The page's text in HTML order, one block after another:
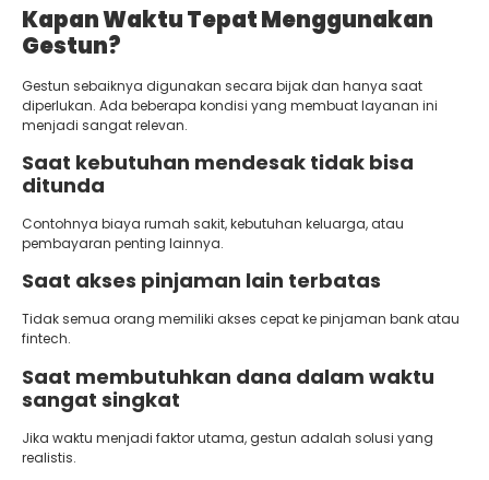
Kapan Waktu Tepat Menggunakan
Gestun?
Gestun sebaiknya digunakan secara bijak dan hanya saat
diperlukan. Ada beberapa kondisi yang membuat layanan ini
menjadi sangat relevan.
Saat kebutuhan mendesak tidak bisa
ditunda
Contohnya biaya rumah sakit, kebutuhan keluarga, atau
pembayaran penting lainnya.
Saat akses pinjaman lain terbatas
Tidak semua orang memiliki akses cepat ke pinjaman bank atau
fintech.
Saat membutuhkan dana dalam waktu
sangat singkat
Jika waktu menjadi faktor utama, gestun adalah solusi yang
realistis.